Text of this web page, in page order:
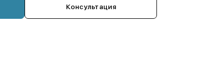
Консультация